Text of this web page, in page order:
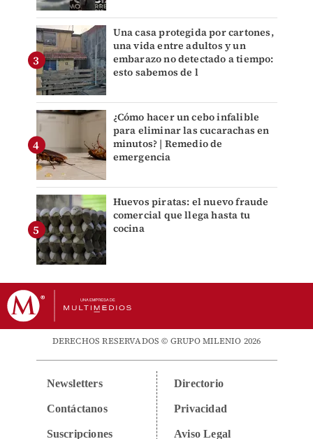
Una casa protegida por cartones,
una vida entre adultos y un
embarazo no detectado a tiempo:
esto sabemos de l
¿Cómo hacer un cebo infalible
para eliminar las cucarachas en
minutos? | Remedio de
emergencia
Huevos piratas: el nuevo fraude
comercial que llega hasta tu
cocina
DERECHOS RESERVADOS © GRUPO MILENIO 2026
Newsletters
Contáctanos
Suscripciones
Directorio
Privacidad
Aviso Legal